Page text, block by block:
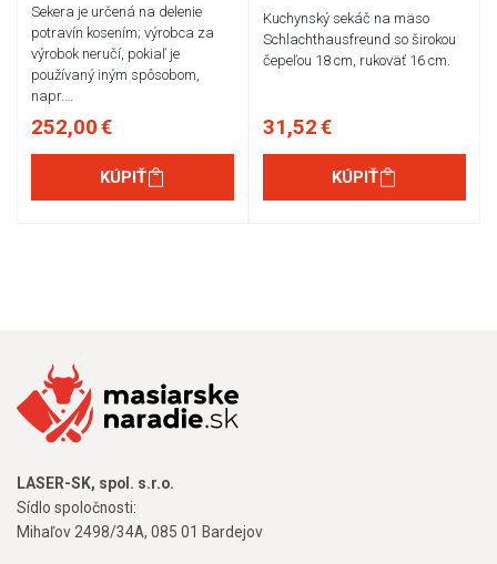
Sekera je určená na delenie
potravín kosením; výrobca za
výrobok neručí, pokiaľ je
používaný iným spôsobom,
napr.…
252,00 €
KÚPIŤ
Kuchynský sekáč na mäso
Schlachthausfreund so širokou
čepeľou 18 cm, rukoväť 16 cm.
31,52 €
KÚPIŤ
LASER-SK, spol. s.r.o.
Sídlo spoločnosti:
Mihaľov 2498/34A, 085 01 Bardejov